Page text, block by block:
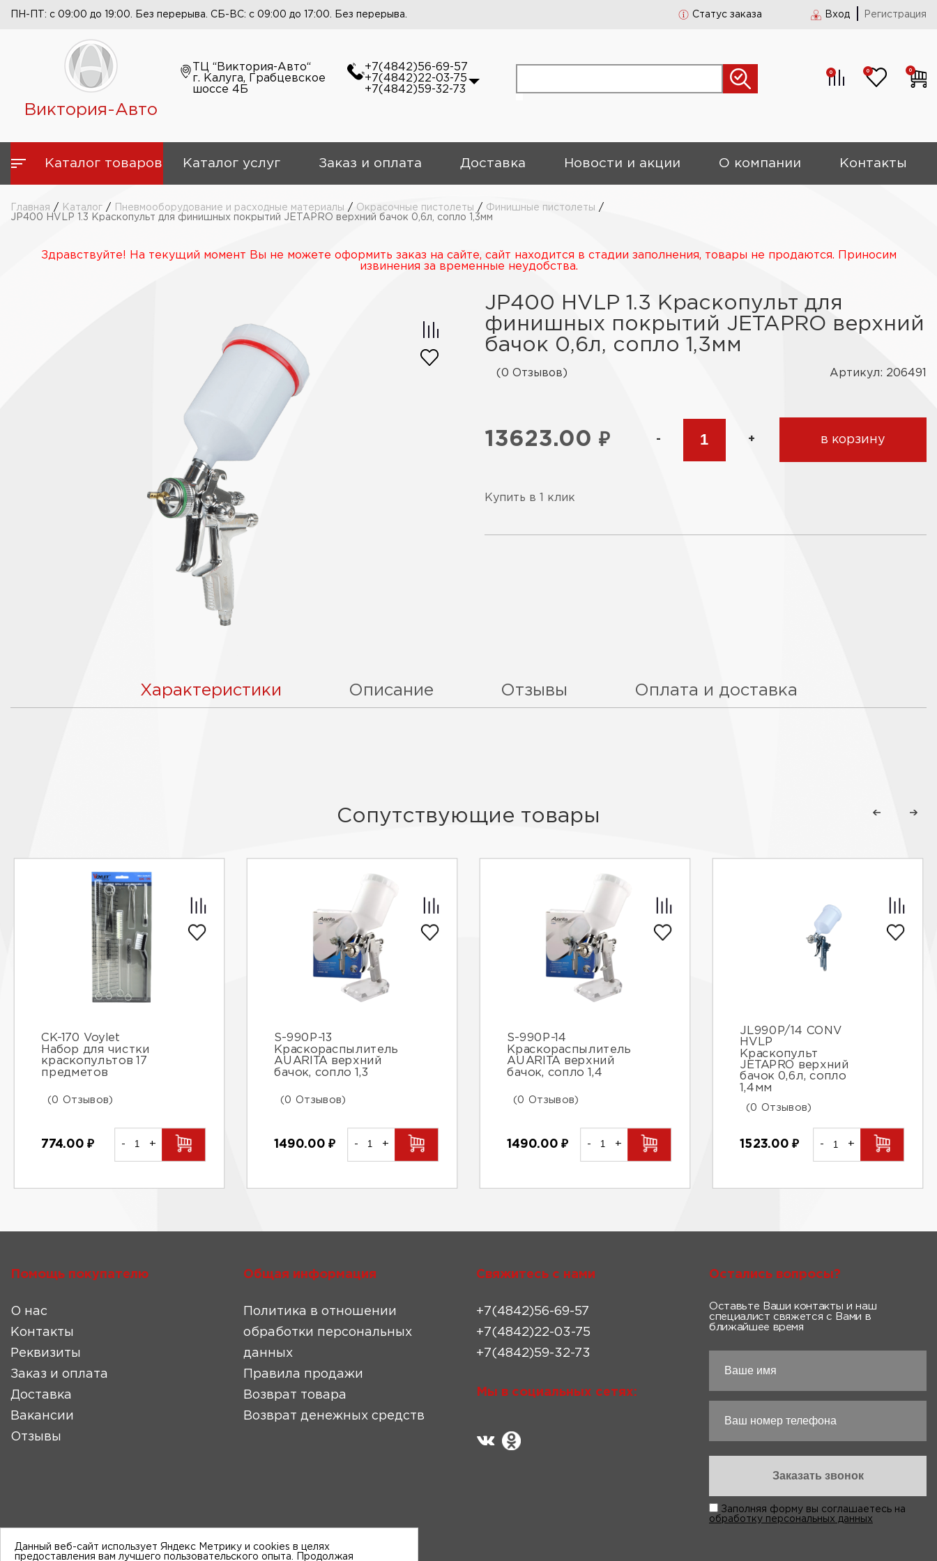
ПН-ПТ: с 09:00 до 19:00. Без перерыва. СБ-ВС: с 09:00 до 17:00. Без перерыва. Статус заказа Вход Регистрация
Виктория-Авто
ТЦ “Виктория-Авто“
г. Калуга, Грабцевское
шоссе 4Б
+7(4842)56-69-57
+7(4842)22-03-75
+7(4842)59-32-73
0 0 0
Каталог товаров Каталог услуг Заказ и оплата Доставка Новости и акции О компании Контакты
Главная / Каталог / Пневмооборудование и расходные материалы / Окрасочные пистолеты / Финишные пистолеты /
JP400 HVLP 1.3 Краскопульт для финишных покрытий JETAPRO верхний бачок 0,6л, сопло 1,3мм
Здравствуйте! На текущий момент Вы не можете оформить заказ на сайте, сайт находится в стадии заполнения, товары не продаются. Приносим
извинения за временные неудобства.
JP400 HVLP 1.3 Краскопульт для
финишных покрытий JETAPRO верхний
бачок 0,6л, сопло 1,3мм
(0 Отзывов) Артикул: 206491
13623.00 ₽ - + в корзину
Купить в 1 клик
Характеристики Описание Отзывы Оплата и доставка
Сопутствующие товары
CK-170 Voylet
Набор для чистки
краскопультов 17
предметов
(0 Отзывов)
774.00₽ - +
S-990P-13
Краскораспылитель
AUARITA верхний
бачок, сопло 1,3
(0 Отзывов)
1490.00₽ - +
S-990P-14
Краскораспылитель
AUARITA верхний
бачок, сопло 1,4
(0 Отзывов)
1490.00₽ - +
JL990P/14 CONV
HVLP
Краскопульт
JETAPRO верхний
бачок 0,6л, сопло
1,4мм
(0 Отзывов)
1523.00₽ - +
Помощь покупателю
О нас
Контакты
Реквизиты
Заказ и оплата
Доставка
Вакансии
Отзывы
Общая информация
Политика в отношении
обработки персональных
данных
Правила продажи
Возврат товара
Возврат денежных средств
Свяжитесь с нами
+7(4842)56-69-57
+7(4842)22-03-75
+7(4842)59-32-73
Мы в социальных сетях:
Остались вопросы?
Оставьте Ваши контакты и наш
специалист свяжется с Вами в
ближайшее время
Заполняя форму вы соглашаетесь на
обработку персональных данных
Данный веб-сайт использует Яндекс Метрику и cookies в целях
предоставления вам лучшего пользовательского опыта. Продолжая